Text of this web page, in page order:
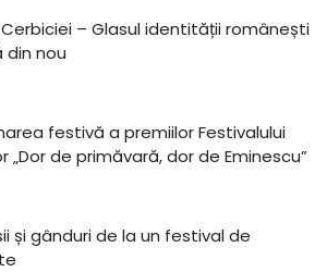
– Glasul identității românești
din nou
festivă a premiilor Festivalului
„Dor de primăvară, dor de Eminescu”
și gânduri de la un festival de